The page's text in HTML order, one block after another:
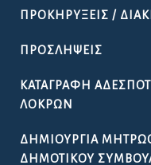
ΠΡΟΚΗΡΎΞΕΙΣ /
ΠΡΟΣΛΉΨΕΙΣ
ΚΑΤΑΓΡΑΦΉ
ΛΟΚΡΏΝ
ΔΗΜΙΟΥΡΓΊΑ
ΔΗΜΟΤΙΚΟΎ